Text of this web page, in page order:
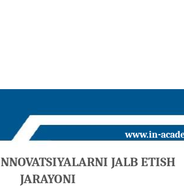
www.in-
JALB ETISH
JARAYONI